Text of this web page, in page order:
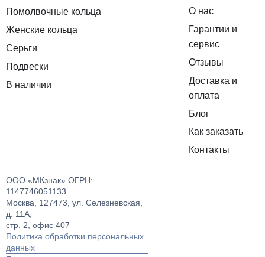
ООО «МКзнак» ОГРН:
1147746051133
Москва, 127473, ул. Селезневская,
д. 11А,
стр. 2, офис 407
Политика обработки персональных
данных
Помолвочные кольца
Женские кольца
Серьги
Подвески
В наличии
О нас
Гарантии и
сервис
Отзывы
Доставка и
оплата
Блог
Как заказать
Контакты